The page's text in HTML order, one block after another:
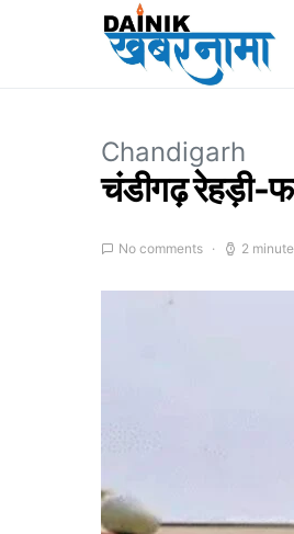
Chandigarh
चंडीगढ़ रेहड़ी-
No comments 2